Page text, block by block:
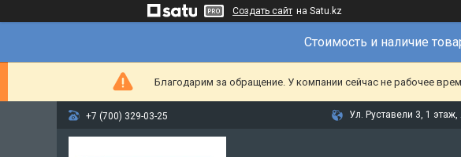
Создать сайт на Satu.kz
Стоимость и наличие
Благодарим за обращение. У компании сейчас не рабочее
+7 (700) 329-03-25 Ул. Руставели 3, 1